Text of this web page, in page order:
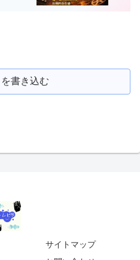
書き込む
サイトマップ